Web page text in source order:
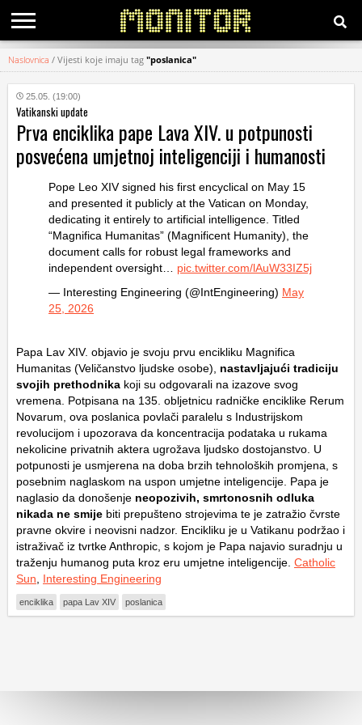
KATEGORIJE
HRVATSKI
WEB
Naslovnica / Vijesti koje imaju tag "poslanica"
25.05. (19:00)
Vatikanski update
Prva enciklika pape Lava XIV. u potpunosti
posvećena umjetnoj inteligenciji i humanosti
Pope Leo XIV signed his first encyclical on May 15
and presented it publicly at the Vatican on Monday,
dedicating it entirely to artificial intelligence. Titled
“Magnifica Humanitas” (Magnificent Humanity), the
document calls for robust legal frameworks and
independent oversight… pic.twitter.com/lAuW33IZ5j
— Interesting Engineering (@IntEngineering) May
25, 2026
Papa Lav XIV. objavio je svoju prvu encikliku Magnifica
Humanitas (Veličanstvo ljudske osobe), nastavljajući tradiciju
svojih prethodnika koji su odgovarali na izazove svog
vremena. Potpisana na 135. obljetnicu radničke enciklike Rerum
Novarum , ova poslanica povlači paralelu s Industrijskom
revolucijom i upozorava da koncentracija podataka u rukama
nekolicine privatnih aktera ugrožava ljudsko dostojanstvo. U
potpunosti je usmjerena na doba brzih tehnoloških promjena, s
posebnim naglaskom na uspon umjetne inteligencije. Papa je
naglasio da donošenje neopozivih, smrtonosnih odluka
nikada ne smije biti prepušteno strojevima te je zatražio čvrste
pravne okvire i neovisni nadzor. Encikliku je u Vatikanu podržao i
istraživač iz tvrtke Anthropic, s kojom je Papa najavio suradnju u
traženju humanog puta kroz eru umjetne inteligencije. Catholic
Sun
Interesting Engineering
enciklika papa Lav XIV poslanica